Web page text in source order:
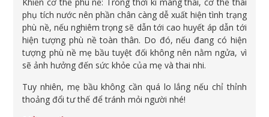
phụ tích nước nên phần chân càng dễ xuất hiện tình trạng
phù nề, nếu nghiêm trọng sẽ dẫn tới cao huyết áp dẫn tới
hiện tượng phù nề toàn thân. Do đó, nếu đang có hiện
tượng phù nề mẹ bầu tuyệt đối không nên nằm ngửa, vì
sẽ ảnh hưởng đến sức khỏe của mẹ và thai nhi.
Tuy nhiên, mẹ bầu không cần quá lo lắng nếu chỉ thỉnh
thoảng đổi tư thế để tránh mỏi người nhé!